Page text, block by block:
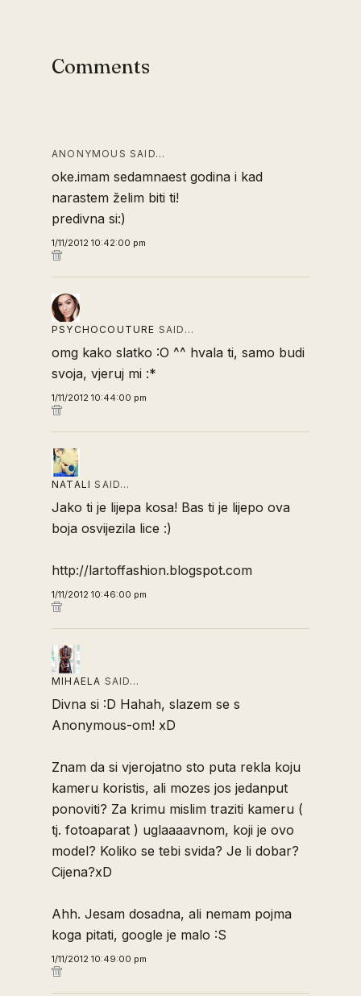
Comments
ANONYMOUS SAID…
oke.imam sedamnaest godina i kad
narastem želim biti ti!
predivna si:)
1/11/2012 10:42:00 pm
PSYCHOCOUTURE SAID…
omg kako slatko :O ^^ hvala ti, samo budi
svoja, vjeruj mi :*
1/11/2012 10:44:00 pm
NATALI SAID…
Jako ti je lijepa kosa! Bas ti je lijepo ova
boja osvijezila lice :)
http://lartoffashion.blogspot.com
1/11/2012 10:46:00 pm
MIHAELA SAID…
Divna si :D Hahah, slazem se s
Anonymous-om! xD
Znam da si vjerojatno sto puta rekla koju
kameru koristis, ali mozes jos jedanput
ponoviti? Za krimu mislim traziti kameru (
tj. fotoaparat ) uglaaaavnom, koji je ovo
model? Koliko se tebi svida? Je li dobar?
Cijena?xD
Ahh. Jesam dosadna, ali nemam pojma
koga pitati, google je malo :S
1/11/2012 10:49:00 pm